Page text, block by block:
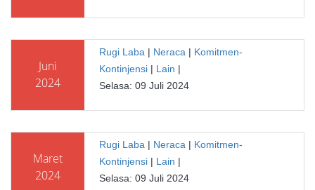
Juni
2024
Rugi Laba| Neraca| Komitmen-
Kontinjensi| Lain |
Selasa: 09 Juli 2024
Maret
2024
Rugi Laba| Neraca| Komitmen-
Kontinjensi| Lain |
Selasa: 09 Juli 2024